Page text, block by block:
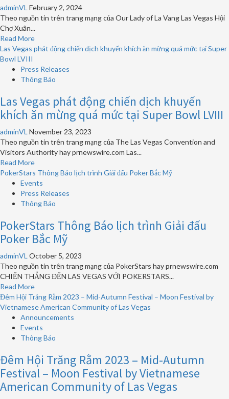
mắt
trò
Ride
chủ
đề
SquarePants
vào
thứ
ngày
1
3
năm
2024
adminVL February 2, 2024
Theo nguồn tin trên trang mạng của Our Lady of La Vang Las Vegas Hội
Chợ Xuân...
Read MoreRead
more
Hội
Chợ
Giáp
Thìn
2024
–
Tet
Festival
Our
Lady
of
La
Las
Vegas
Las Vegas phát động chiến dịch khuyến khích ăn mừng quá mức tại Super
Bowl LVIII
Press Releases
Thông Báo
Las Vegas phát động chiến dịch khuyến
khích ăn mừng quá mức tại Super Bowl LVIII
adminVL November 23, 2023
Theo nguồn tin trên trang mạng của The Las Vegas Convention and
Visitors Authority hay prnewswire.com Las...
Read MoreRead
more
about
Las
Vegas
động
chiến
dịch
khuyến
khích
ăn
quá
mức
tại
Super
Bowl
PokerStars Thông Báo lịch trình Giải đấu Poker Bắc Mỹ
Events
Press Releases
Thông Báo
PokerStars Thông Báo lịch trình Giải đấu
Poker Bắc Mỹ
adminVL October 5, 2023
Theo nguồn tin trên trang mạng của PokerStars hay prnewswire.com
CHIẾN THẮNG ĐẾN LAS VEGAS VỚI POKERSTARS...
Read MoreRead
more
about
PokerStars
Thông
Báo
trình
Giải
đấu
Poker
Đêm Hội Trăng Rằm 2023 – Mid-Autumn Festival – Moon Festival by
Vietnamese American Community of Las Vegas
Announcements
Events
Thông Báo
Đêm Hội Trăng Rằm 2023 – Mid-Autumn
Festival – Moon Festival by Vietnamese
American Community of Las Vegas